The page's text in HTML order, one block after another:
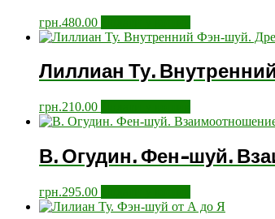
грн.480.00
Лиллиан Ту.
грн.210.00
В. Огудин. Фен-шуй.
грн.295.00